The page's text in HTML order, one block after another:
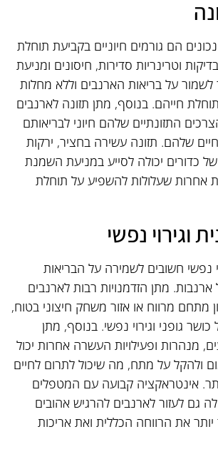
נכונים הם גורמים חיוניים בקביעת תוחלת
וטרינריות סדירות, חיסונים ומניעת
לשמור על בריאות הארנבים וללא מחלות
חייהם. בנוסף, מתן תזונה לארנבים
התזונתיים שלהם חיוני לבריאותם
שלהם. תזונה עשירה בחציר, ירקות
כדורים יכולה לסייע במניעת השמנת
אחרות שעלולות להשפיע על תוחלת
וגירוי נפשי
נפשי חשובים לשמירה על הבריאות
מתן הזדמנויות רבות לארנבים
מתחם מרווח או אזור משחק חיצוני בטוח,
כושר גופני וגירוי נפשי. בנוסף, מתן
מנהרות ופעילויות העשרה אחרות יכול
ולהקל על מתח, מה שיכול לתרום לחיים
אינטראקציה קבועה עם המטפלים
גם לעזור לארנבים להרגיש אהובים
יותר את הרווחה הכללית ואת אריכות